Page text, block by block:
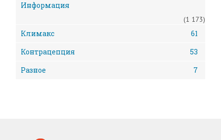
Информация
(1 173)
Климакс
61
Контрацепция
53
Разное
7